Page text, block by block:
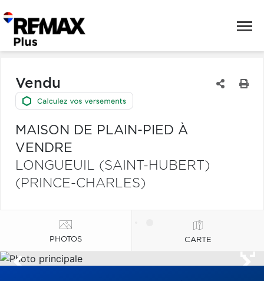
Vendu
MAISON DE PLAIN-PIED À
VENDRE
LONGUEUIL (SAINT-HUBERT)
(PRINCE-CHARLES)
PHOTOS CARTE